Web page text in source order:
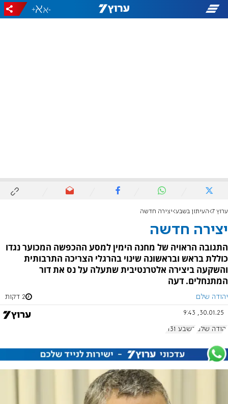
-
+
ערוץ 7 העיתון בשבע יצירה חדשה
יצירה חדשה
התגובה הראויה של מחנה הימין למסע ההכפשה המכוער נגדו
כוללת בראש ובראשונה שינוי בהרגלי הצריכה התרבותית
והשקעה ביצירה אלטרנטיבית שתעלה על נס את דור
המתנחלים. דעה
יהודה שלם 2 דקות
30.01.25, 9:43
יהודה שלם בשבע 1131